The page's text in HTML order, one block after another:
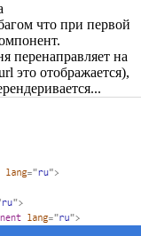
что при первой
перенаправляет на
это отображается),